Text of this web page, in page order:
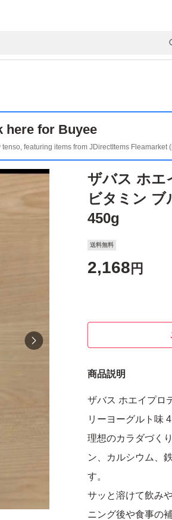
here for Buyee
featuring items from JDirectItems Fleamarket
ザバス ホエ
ビタミン ブ
450g
送料無料
2,168 円
商品説明
ザバス ホエイプロ
リーヨーグルト味
理想のカラダづく
ン、カルシウム、
す。
サッと溶けて飲み
ニング後や食事の